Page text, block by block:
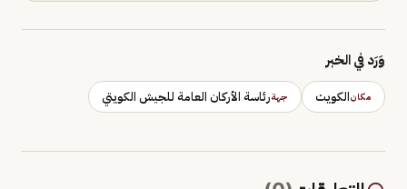
وَرَد في الخبر
مكانالكويت جهةرئاسة الأركان العامة للجيش الكويتي